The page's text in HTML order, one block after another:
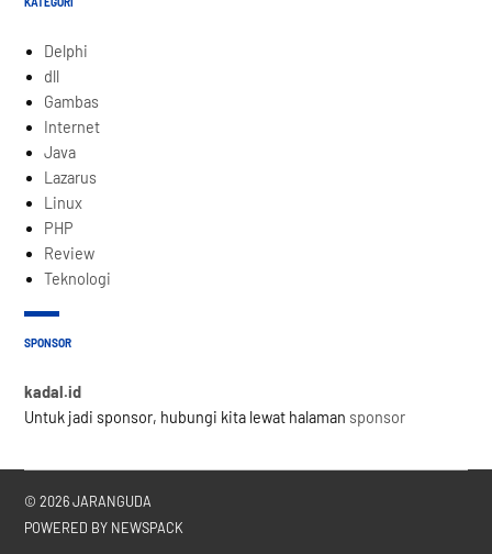
Delphi
dll
Gambas
Internet
Java
Lazarus
Linux
PHP
Review
Teknologi
SPONSOR
kadal.id
Untuk jadi sponsor, hubungi kita lewat halaman sponsor
© 2026 JARANGUDA
POWERED BY NEWSPACK